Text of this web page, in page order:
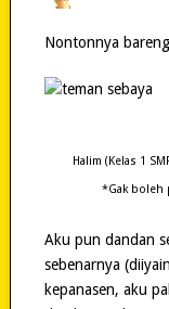
Nontonnya
Halim (Kelas 1
*Gak boleh
Aku pun dandan
sebenarnya
kepanasen, aku